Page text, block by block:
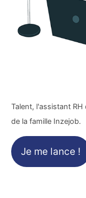
Talent, l'assistant
de la famille Inzejob.
Je me lance !